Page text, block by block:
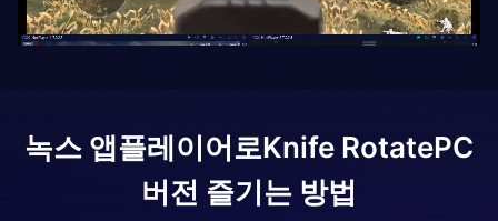
녹스 앱플레이어로Knife RotatePC
버전 즐기는 방법